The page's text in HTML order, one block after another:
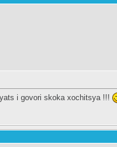
i govori skoka xochitsya !!!